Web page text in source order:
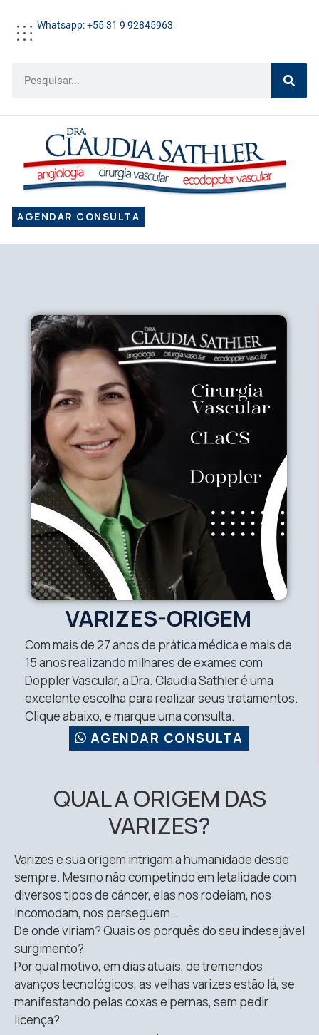
Whatsapp: +55 31 9 92845963
AGENDAR CONSULTA
VARIZES-ORIGEM
Com mais de 27 anos de prática médica e mais de
15 anos realizando milhares de exames com
Doppler Vascular, a Dra. Claudia Sathler é uma
excelente escolha para realizar seus tratamentos.
Clique abaixo, e marque uma consulta.
AGENDAR CONSULTA
QUAL A ORIGEM DAS
VARIZES?
Varizes e sua origem intrigam a humanidade desde
sempre. Mesmo não competindo em letalidade com
diversos tipos de câncer, elas nos rodeiam, nos
incomodam, nos perseguem…
De onde viriam? Quais os porquês do seu indesejável
surgimento?
Por qual motivo, em dias atuais, de tremendos
avanços tecnológicos, as velhas varizes estão lá, se
manifestando pelas coxas e pernas, sem pedir
licença?